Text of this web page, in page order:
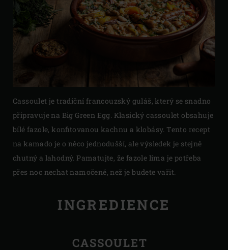
Cassoulet je tradiční francouzský guláš, který se snadno
připravuje na Big Green Egg. Klasický cassoulet obsahuje
bílé fazole, konfitovanou kachnu a klobásy. Tento recept
na kamado je o něco jednodušší, ale výsledek je stejně
chutný a lahodný. Pamatujte, že fazole lima je potřeba
přes noc nechat namočené, než je budete vařit.
INGREDIENCE
CASSOULET